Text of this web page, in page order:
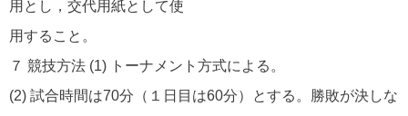
用とし，交代用紙として使
用すること。
７ 競技方法 (1) トーナメント方式による。
(2) 試合時間は70分（１日目は60分）とする。勝敗が決しな